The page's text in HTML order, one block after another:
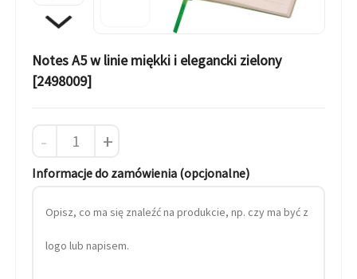
Notes A5 w linie miękki i elegancki zielony
[2498009]
- +
Informacje do zamówienia (opcjonalne)